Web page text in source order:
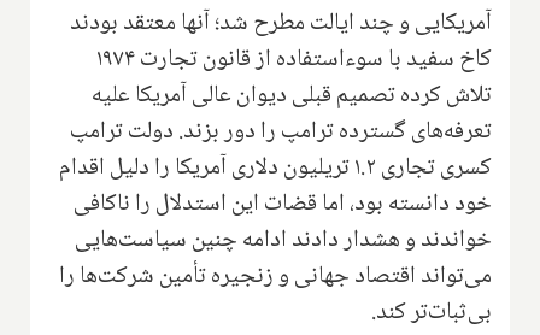
آمریکایی و چند ایالت مطرح شد؛ آنها معتقد بودند
کاخ سفید با سوءاستفاده از قانون تجارت ۱۹۷۴
تلاش کرده تصمیم قبلی دیوان عالی آمریکا علیه
تعرفه‌های گسترده ترامپ را دور بزند. دولت ترامپ
کسری تجاری ۱.۲ تریلیون دلاری آمریکا را دلیل اقدام
خود دانسته بود، اما قضات این استدلال را ناکافی
خواندند و هشدار دادند ادامه چنین سیاست‌هایی
می‌تواند اقتصاد جهانی و زنجیره تأمین شرکت‌ها را
بی‌ثبات‌تر کند.